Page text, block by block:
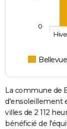
0
La commune de
d'ensoleillement
villes de 2 112
bénéficié de